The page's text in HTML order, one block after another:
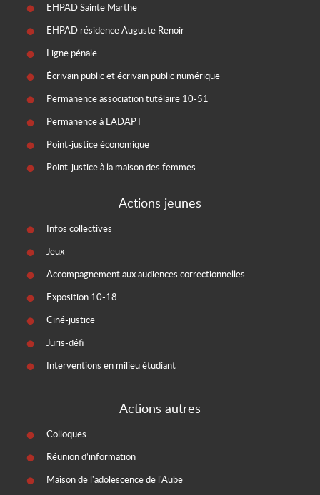
EHPAD Sainte Marthe
EHPAD résidence Auguste Renoir
Ligne pénale
Écrivain public et écrivain public numérique
Permanence association tutélaire 10-51
Permanence à LADAPT
Point-justice économique
Point-justice à la maison des femmes
Actions jeunes
Infos collectives
Jeux
Accompagnement aux audiences correctionnelles
Exposition 10-18
Ciné-justice
Juris-défi
Interventions en milieu étudiant
Actions autres
Colloques
Réunion d’information
Maison de l'adolescence de l'Aube